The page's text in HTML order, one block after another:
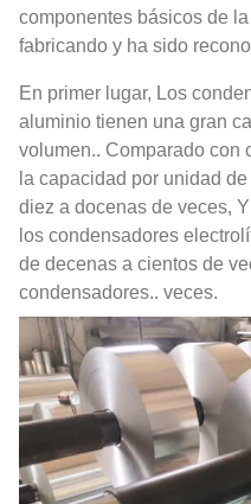
componentes básicos de
fabricando y ha sido
En primer lugar, Los
aluminio tienen una gran
volumen.. Comparado con
la capacidad por unidad
diez a docenas de veces,
los condensadores
de decenas a cientos de
condensadores.. veces.